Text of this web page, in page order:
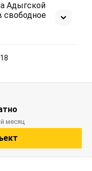
Адыгской
свободное
месяц